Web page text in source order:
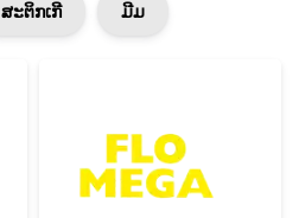
ສະຕິກເກີ ມີມ